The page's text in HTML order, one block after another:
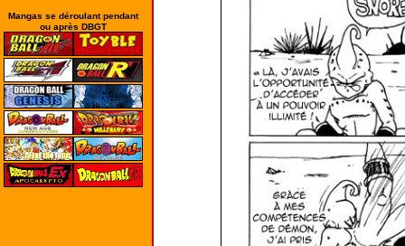
Mangas se déroulant pendant
ou après DBGT